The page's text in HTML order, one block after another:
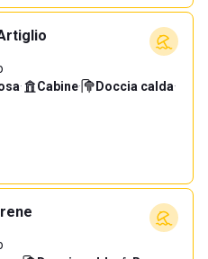
· Cabine· Doccia calda·